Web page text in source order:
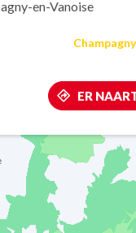
en-Vanoise
ER